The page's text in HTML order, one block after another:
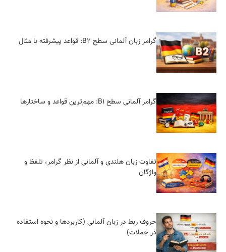
گرامر زبان آلمانی سطح B2: قواعد پیشرفته با مثال
گرامر آلمانی سطح B1: مهم‌ترین قواعد و ساختارها
تفاوت زبان هلندی و آلمانی از نظر گرامر، تلفظ و
واژگان
حروف ربط در زبان آلمانی (کاربردها و نحوه استفاده
در جملات)